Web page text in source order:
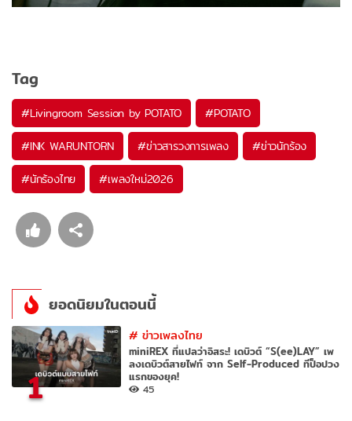
Tag
#Livingroom Session by POTATO #POTATO
#INK WARUNTORN #ข่าวสารวงการเพลง #ข่าวนักร้อง
#นักร้องไทย #เพลงใหม่2026
ยอดนิยมในตอนนี้
1
#ข่าวเพลงไทย
miniREX ที่แปลว่าอิสระ! เดบิวต์ “S(ee)LAY” เพ
ลงเดบิวต์สายไฟท์ จาก Self-Produced ทีป็อปวง
แรกของยุค!
45